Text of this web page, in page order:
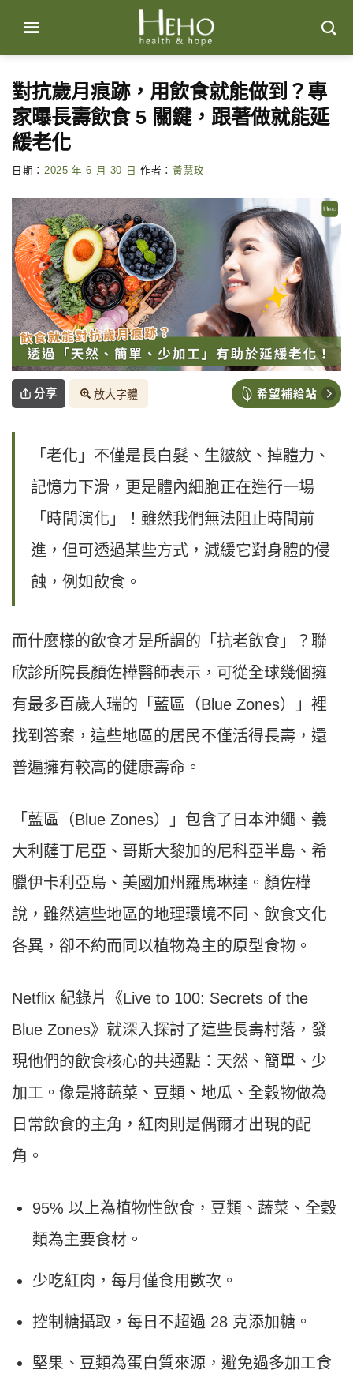
content
對抗歲月痕跡，用飲食就能做到？專
家曝長壽飲食 5 關鍵，跟著做就能延
緩老化
日期： 2025 年 6 月 30 日 作者： 黃慧玫
分享 放大字體
「老化」不僅是長白髮、生皺紋、掉體力、
記憶力下滑，更是體內細胞正在進行一場
「時間演化」！雖然我們無法阻止時間前
進，但可透過某些方式，減緩它對身體的侵
蝕，例如飲食。
而什麼樣的飲食才是所謂的「抗老飲食」？聯
欣診所院長顏佐樺醫師表示，可從全球幾個擁
有最多百歲人瑞的「藍區（Blue Zones）」裡
找到答案，這些地區的居民不僅活得長壽，還
普遍擁有較高的健康壽命。
「藍區（Blue Zones）」包含了日本沖繩、義
大利薩丁尼亞、哥斯大黎加的尼科亞半島、希
臘伊卡利亞島、美國加州羅馬琳達。顏佐樺
說，雖然這些地區的地理環境不同、飲食文化
各異，卻不約而同以植物為主的原型食物。
Netflix 紀錄片《Live to 100: Secrets of the
Blue Zones》就深入探討了這些長壽村落，發
現他們的飲食核心的共通點：天然、簡單、少
加工。像是將蔬菜、豆類、地瓜、全穀物做為
日常飲食的主角，紅肉則是偶爾才出現的配
角。
95% 以上為植物性飲食，豆類、蔬菜、全穀
類為主要食材。
少吃紅肉，每月僅食用數次。
控制糖攝取，每日不超過 28 克添加糖。
堅果、豆類為蛋白質來源，避免過多加工食